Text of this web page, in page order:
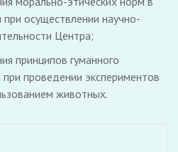
при осуществлении научно-
Центра;
принципов гуманного
проведении экспериментов
животных.